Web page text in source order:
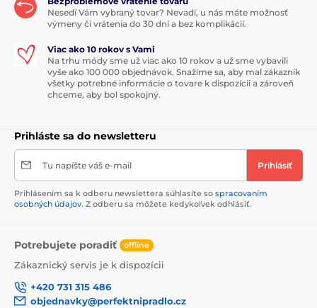
Nesedí Vám vybraný tovar? Nevadí, u nás máte možnosť
výmeny či vrátenia do 30 dní a bez komplikácií.
Viac ako 10 rokov s Vami
Na trhu módy sme už viac ako 10 rokov a už sme vybavili
vyše ako 100 000 objednávok. Snažíme sa, aby mal zákazník
všetky potrebné informácie o tovare k dispozícii a zároveň
chceme, aby bol spokojný.
Prihláste sa do newsletteru
Tu napíšte váš e-mail Prihlásiť
Prihlásením sa k odberu newslettera súhlasíte so spracovaním
osobných údajov. Z odberu sa môžete kedykoľvek odhlásiť.
Potrebujete poradiť offline
Zákaznický servis je k dispozícii
+420 731 315 486
objednavky@perfektnipradlo.cz